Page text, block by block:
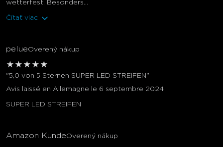
wetterfest. Besonders...
Čítať viac
pelueOverený nákup
★ ★ ★ ★ ★
"5,0 von 5 Sternen SUPER LED STREIFEN"
Avis laissé en Allemagne le 6 septembre 2024
SUPER LED STREIFEN
Amazon KundeOverený nákup